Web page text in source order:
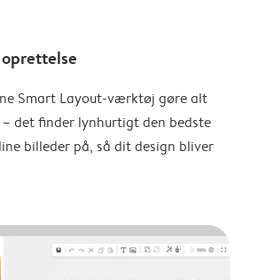
Smart Layout-værktøj gøre alt
det finder lynhurtigt den bedste
billeder på, så dit design bliver